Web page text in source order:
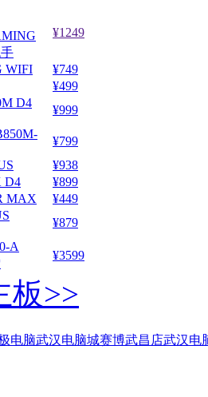
¥1249
WIFI
¥749
¥499
D4
¥999
¥799
¥938
D4
¥899
MAX
¥449
¥879
A
¥3599
板>>
电脑武汉电脑城赛博武昌店武汉电